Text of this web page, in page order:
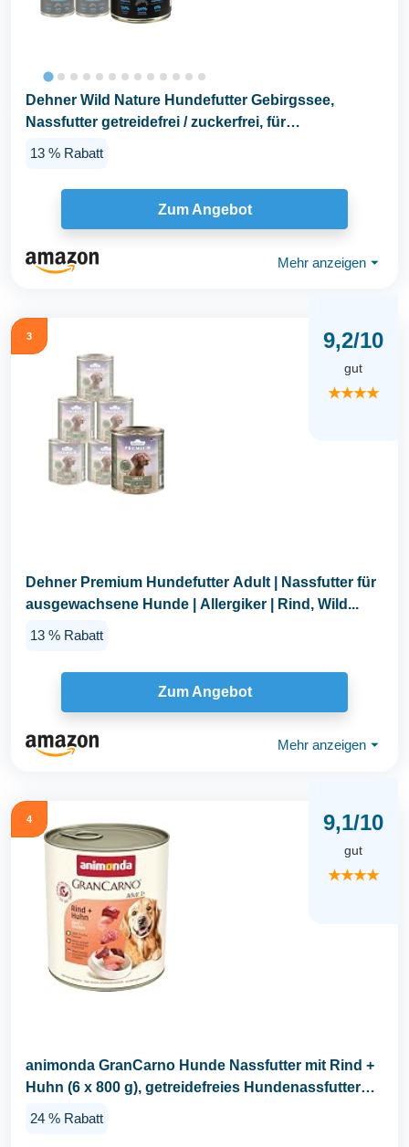
Dehner Wild Nature Hundefutter Gebirgssee,
Nassfutter getreidefrei / zuckerfrei, für
13 % Rabatt
Zum Angebot
Mehr anzeigen ⏷
3 9,2/10
gut
★★★★
Dehner Premium Hundefutter Adult | Nassfutter für
ausgewachsene Hunde | Allergiker | Rind, Wild...
13 % Rabatt
Zum Angebot
Mehr anzeigen ⏷
4 9,1/10
gut
★★★★
animonda GranCarno Hunde Nassfutter mit Rind +
Huhn (6 x 800 g), getreidefreies Hundenassfutter
24 % Rabatt